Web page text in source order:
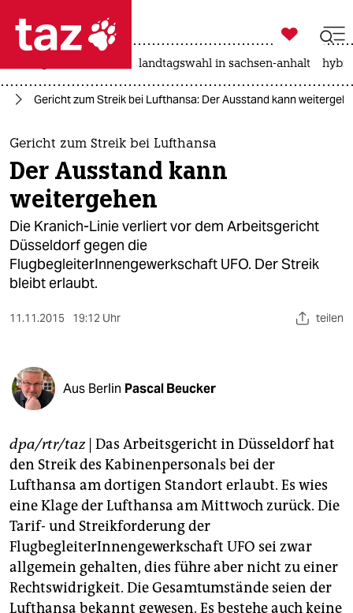
 taz zahl ich
taz zahl ich
themen
politik
öko
gesellschaft
kultur
sport
nord
verlag
verlag
veranstaltungen
shop
fragen & hilfe

taz zahl ich
landtagswahl in sachsen-anhalt
Gericht zum Streik bei Lufthansa: Der Ausstand kann
Gericht zum Streik bei Lufthansa
Der Ausstand kann
weitergehen
Die Kranich-Linie verliert vor dem Arbeitsgericht
Düsseldorf gegen die
FlugbegleiterInnengewerkschaft UFO. Der Streik
bleibt erlaubt.
11.11.2015 19:12 Uhr teilen
Aus Berlin Pascal Beucker
dpa/rtr/taz| Das Arbeitsgericht in Düsseldorf hat
den Streik des Kabinenpersonals bei der
Lufthansa am dortigen Standort erlaubt. Es wies
eine Klage der Lufthansa am Mittwoch zurück. Die
Tarif- und Streikforderung der
FlugbegleiterInnengewerkschaft UFO sei zwar
allgemein gehalten, dies führe aber nicht zu einer
Rechtswidrigkeit. Die Gesamtumstände seien der
Lufthansa bekannt gewesen. Es bestehe auch keine